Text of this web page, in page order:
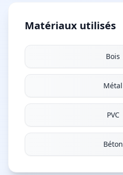
Matériaux utilisés
Bois
Métal
PVC
Béton